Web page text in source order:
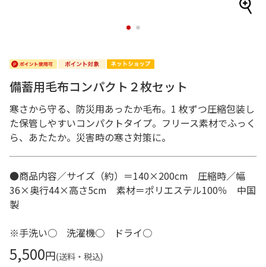
1 2
備蓄用毛布コンパクト２枚セット
寒さから守る、防災用あったか毛布。1 枚ずつ圧縮包装し
た保管しやすいコンパクトタイプ。フリース素材でふっく
ら、あたたか。災害時の寒さ対策に。
●商品内容／サイズ（約）＝140×200cm 圧縮時／幅
36×奥行44×高さ5cm 素材＝ポリエステル100％ 中国
製
※手洗い○ 洗濯機○ ドライ○
5,500円(送料・税込)